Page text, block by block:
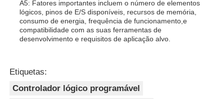
A5: Fatores importantes incluem o número de elementos
lógicos, pinos de E/S disponíveis, recursos de memória,
consumo de energia, frequência de funcionamento,e
compatibilidade com as suas ferramentas de
desenvolvimento e requisitos de aplicação alvo.
Etiquetas:
Controlador lógico programável